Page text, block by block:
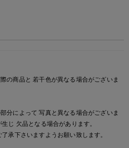
の商品と 若干色が異なる場合がございま
分によって 写真と異なる場合がございま
じ 欠品となる場合があります。
承下さいますようお願い致します。